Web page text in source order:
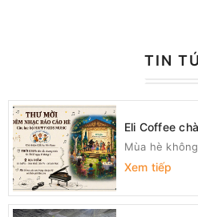
TIN
Eli Coffee
Music tổ
hè
Mùa hè
nghỉ ngơi mà
nhí tỏa sáng,
được lựa
Xem tiếp